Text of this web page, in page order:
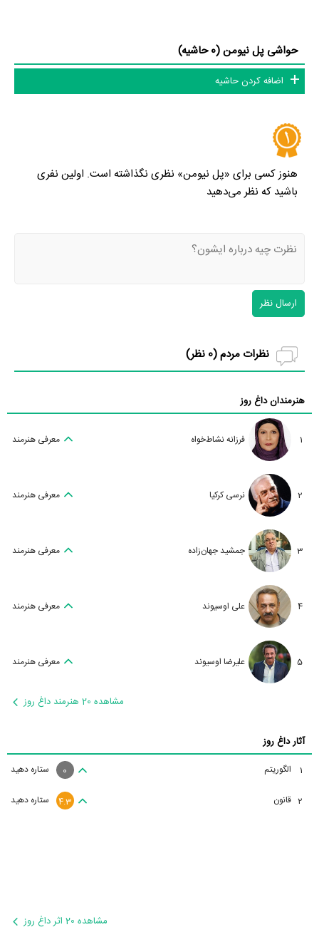
حواشی پل نیومن (0 حاشیه)
اضافه کردن حاشیه
هنوز کسی برای «پل نیومن» نظری نگذاشته است. اولین نفری
باشید که نظر می‌دهید
ارسال نظر
نظرات مردم (0 نظر)
هنرمندان داغ روز
1 فرزانه نشاط‌خواه معرفی هنرمند
2 نرسی کرکیا معرفی هنرمند
3 جمشید جهان‌زاده معرفی هنرمند
4 علی اوسیوند معرفی هنرمند
5 علیرضا اوسیوند معرفی هنرمند
مشاهده 20 هنرمند داغ روز
آثار داغ روز
1 الگوریتم ستاره دهید 0
2 قانون ستاره دهید 4.3
مشاهده 20 اثر داغ روز